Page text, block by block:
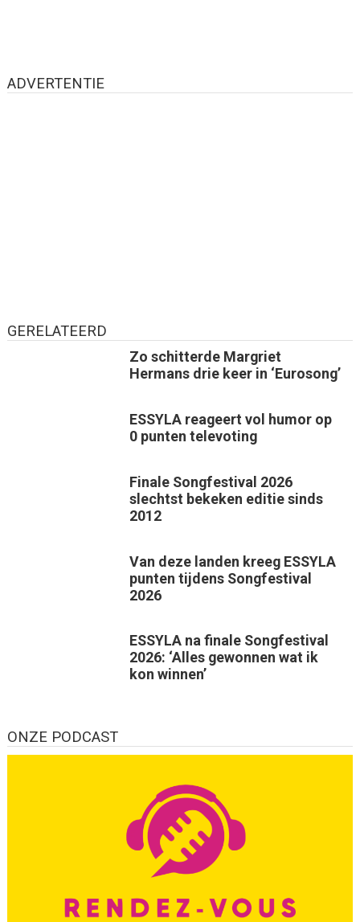
ADVERTENTIE
GERELATEERD
Zo schitterde Margriet
Hermans drie keer in ‘Eurosong’
ESSYLA reageert vol humor op
0 punten televoting
Finale Songfestival 2026
slechtst bekeken editie sinds
2012
Van deze landen kreeg ESSYLA
punten tijdens Songfestival
2026
ESSYLA na finale Songfestival
2026: ‘Alles gewonnen wat ik
kon winnen’
ONZE PODCAST